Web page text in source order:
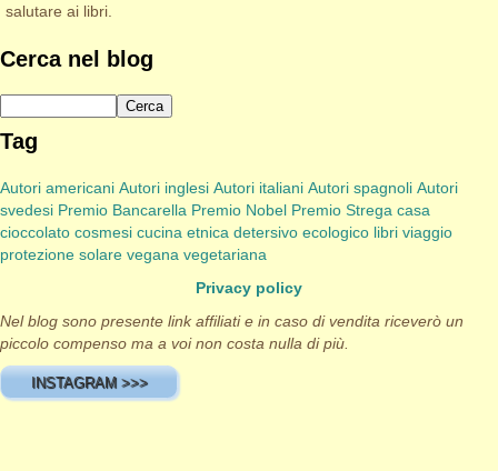
salutare ai libri.
Cerca nel blog
Tag
Autori americani Autori inglesi Autori italiani Autori spagnoli Autori
svedesi Premio Bancarella Premio Nobel Premio Strega casa
cioccolato cosmesi cucina etnica detersivo ecologico libri viaggio
protezione solare vegana vegetariana
Privacy policy
Nel blog sono presente link affiliati e in caso di vendita riceverò un
piccolo compenso ma a voi non costa nulla di più.
INSTAGRAM >>>